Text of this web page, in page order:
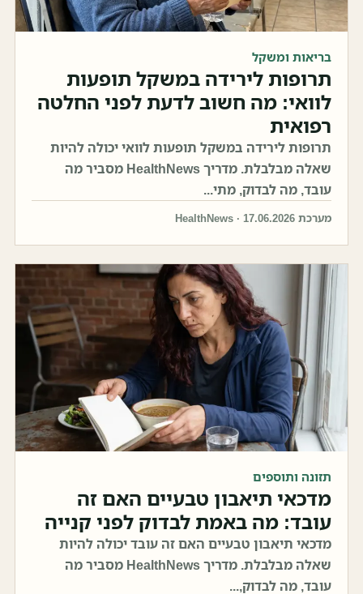
בריאות ומשקל
תרופות לירידה במשקל תופעות
לוואי: מה חשוב לדעת לפני החלטה
רפואית
תרופות לירידה במשקל תופעות לוואי יכולה להיות
שאלה מבלבלת. מדריך HealthNews מסביר מה
עובד, מה לבדוק, מתי...
מערכת HealthNews · 17.06.2026
תזונה ותוספים
מדכאי תיאבון טבעיים האם זה
עובד: מה באמת לבדוק לפני קנייה
מדכאי תיאבון טבעיים האם זה עובד יכולה להיות
שאלה מבלבלת. מדריך HealthNews מסביר מה
עובד, מה לבדוק,...